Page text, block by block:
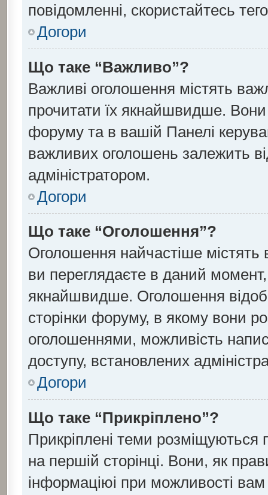
повідомленні, скористайтесь
Догори
Що таке “Важливо”?
Важливі оголошення містять
прочитати їх якнайшвидше. Вони
форуму та в вашій Панелі
важливих оголошень залежить
адміністратором.
Догори
Що таке “Оголошення”?
Оголошення найчастіше
ви переглядаєте в даний момент,
якнайшвидше. Оголошення
сторінки форуму, в якому вони
оголошеннями, можливість
доступу, встановлених
Догори
Що таке “Прикріплено”?
Прикріплені теми
на першій сторінці. Вони, як
інформаціюі при можливості вам